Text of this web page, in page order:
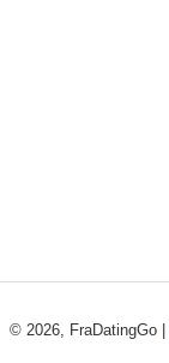
© 2026, FraDatingGo |